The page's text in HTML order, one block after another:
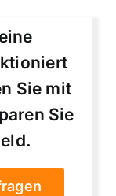
Sie mit
Sie